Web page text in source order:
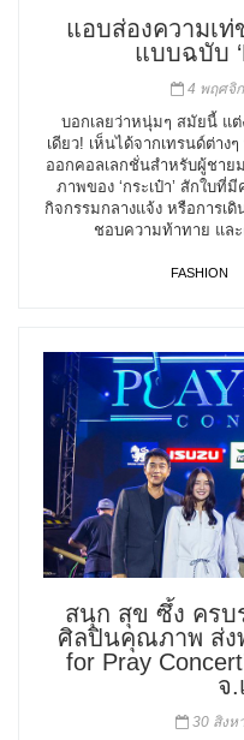
แอบส่องความเ
แบบฉบับ
4 พฤศจิก
บอกเลยว่าหนุ่มๆ สมัยนี้ แ
เดียว! เห็นได้จากเทรนด์ต่า
ออกคอลเลกชั่นสำหรับผู้ชาย
ภาพของ ‘กระเป๋า’ สักใบที่
กิจกรรมกลางแจ้ง หรือการ
ชอบความท้าทาย แล
FASHION
สนุก สุข ซึ้ง ครบ
ศิลปินคุณภาพ ส่ง
for Pray
จ.
30 สิงห